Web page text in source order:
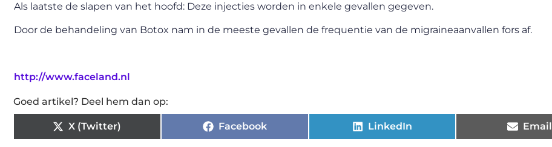
Als laatste de slapen van het hoofd: Deze injecties worden in enkele gevallen gegeven.
Door de behandeling van Botox nam in de meeste gevallen de frequentie van de migraineaanvallen fors af.
http://www.faceland.nl
Goed artikel? Deel hem dan op:
X (Twitter) Facebook LinkedIn Email